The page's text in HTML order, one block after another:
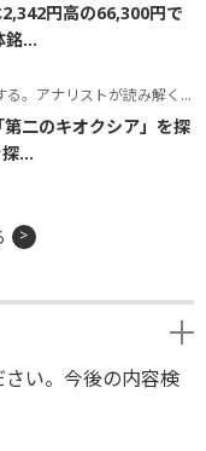
2,342円高の66,300円で
...
ナリストが読み解くテーマの本質
第二のキオクシア」を探
...
い。今後の内容検